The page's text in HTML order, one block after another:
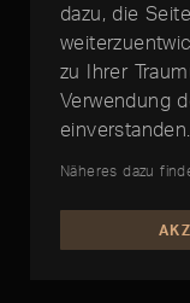
DIE
dazu, die
zu Ihrer
Verwendung
einverstanden.
Näheres dazu